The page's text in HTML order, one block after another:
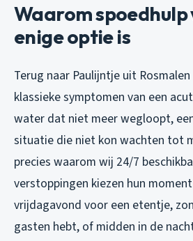
Waarom spoedhulp
enige optie is
Terug naar Paulijntje uit
klassieke symptomen van een
water dat niet meer wegloopt,
situatie die niet kon wachten tot
precies waarom wij 24/7
verstoppingen kiezen hun
vrijdagavond voor een etentje,
gasten hebt, of midden in de